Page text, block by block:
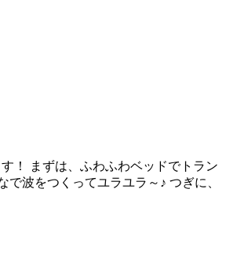
！ まずは、ふわふわベッドでトラン
波をつくってユラユラ～♪ つぎに、